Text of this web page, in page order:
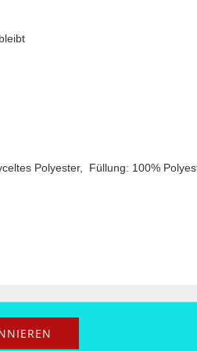
Polyester, Füllung: 100%